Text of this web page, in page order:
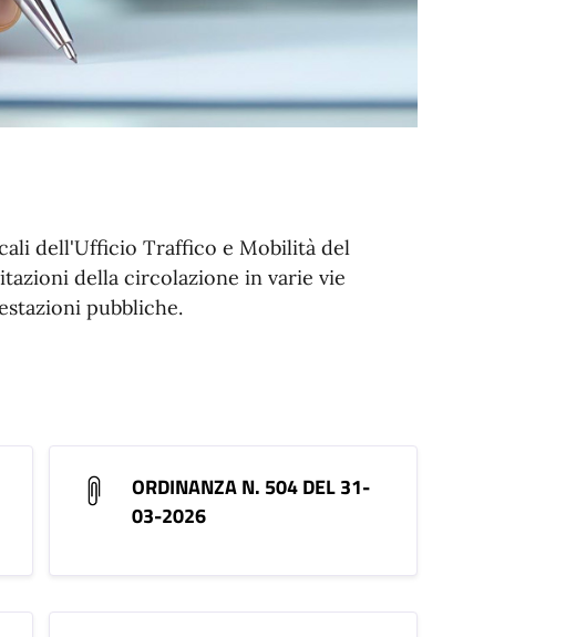
dell'Ufficio Traffico e Mobilità del
della circolazione in varie vie
pubbliche.
ORDINANZA N. 504 DEL 31-
03-2026